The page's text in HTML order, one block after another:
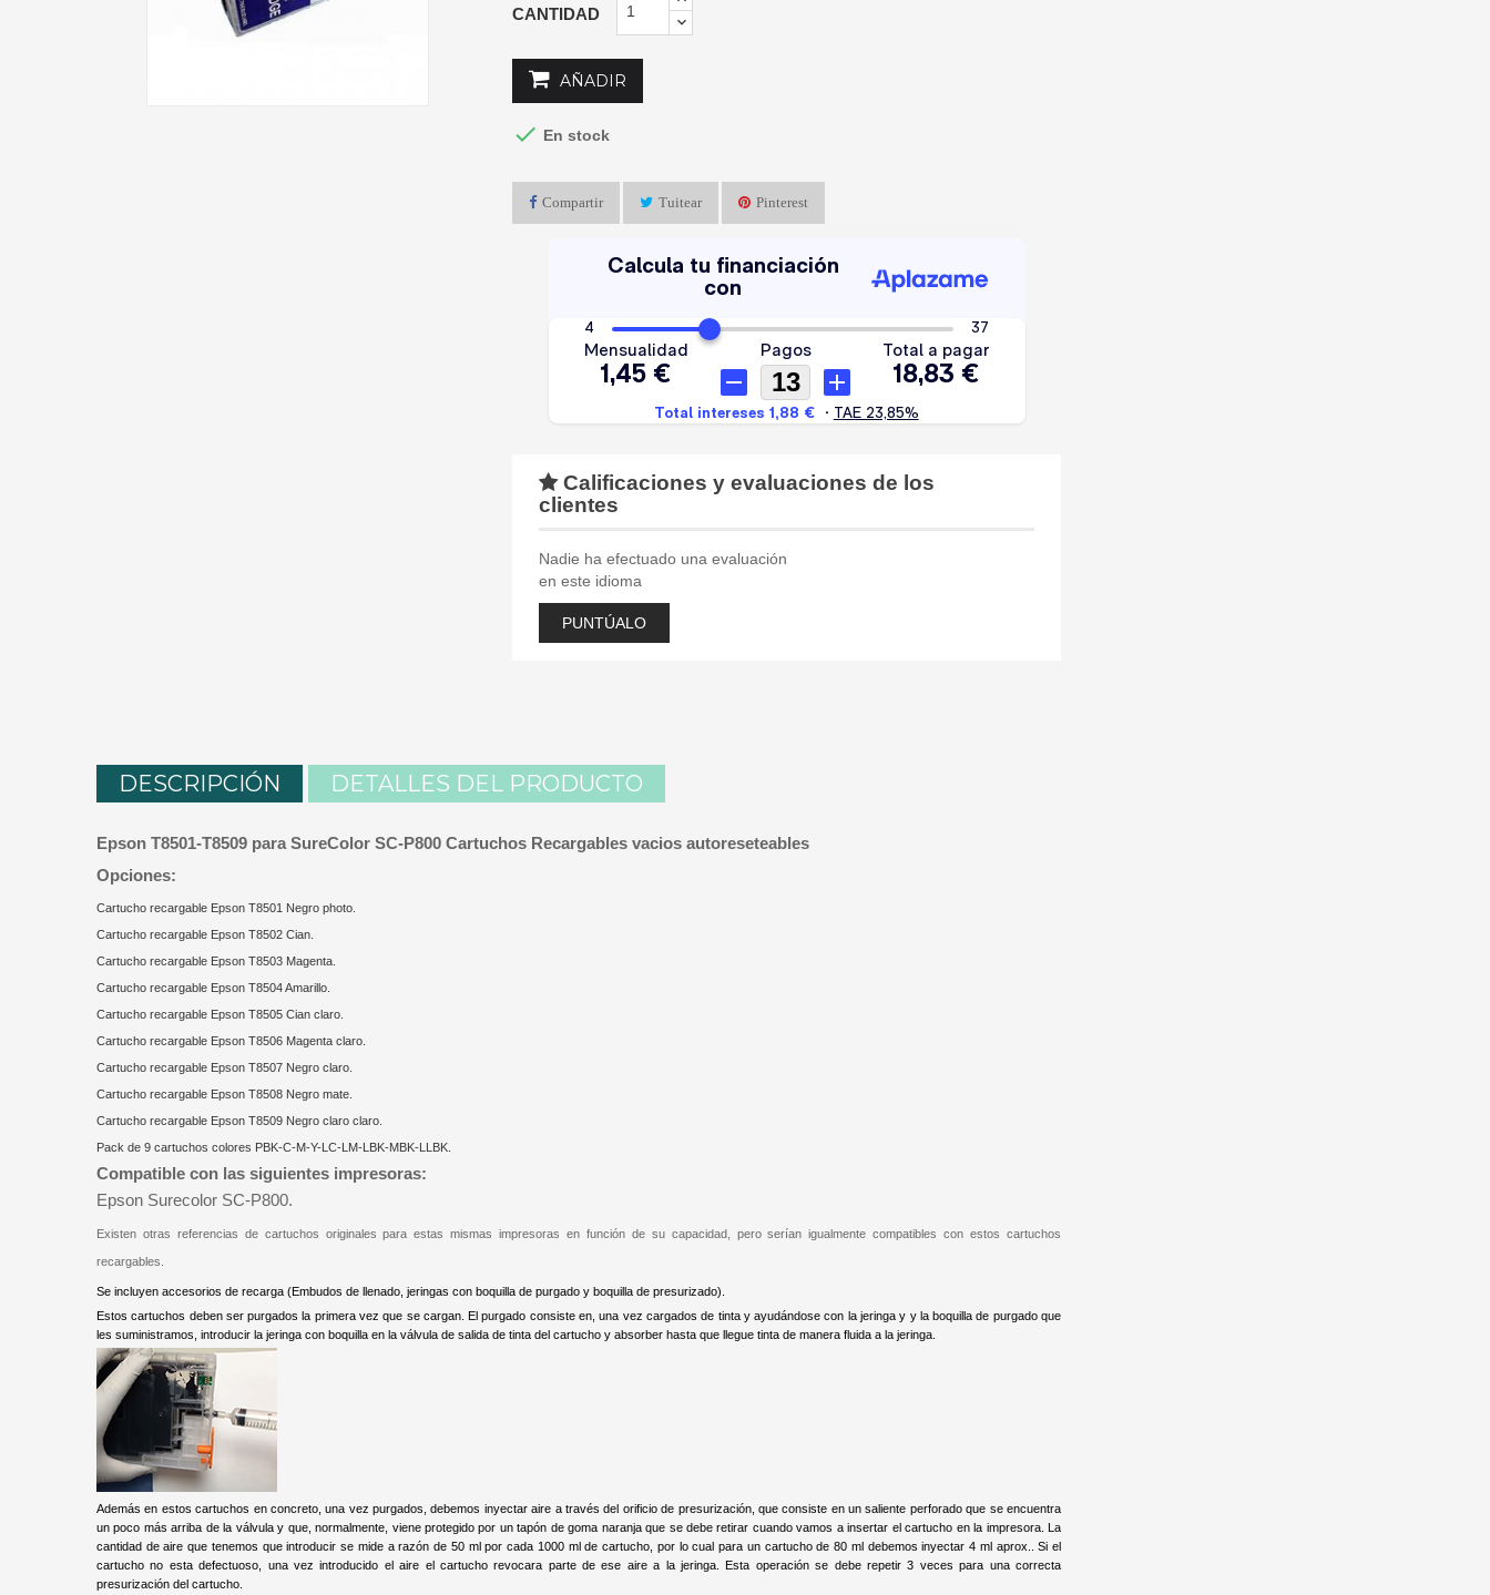
CANTIDAD
AÑADIR
 En stock
Compartir Tuitear Pinterest
Calificaciones y evaluaciones de los
clientes
Nadie ha efectuado una evaluación
en este idioma
PUNTÚALO
DESCRIPCIÓN DETALLES DEL PRODUCTO
Epson T8501-T8509 para SureColor SC-P800 Cartuchos Recargables vacios autoreseteables
Opciones:
Cartucho recargable Epson T8501 Negro photo.
Cartucho recargable Epson T8502 Cian.
Cartucho recargable Epson T8503 Magenta.
Cartucho recargable Epson T8504 Amarillo.
Cartucho recargable Epson T8505 Cian claro.
Cartucho recargable Epson T8506 Magenta claro.
Cartucho recargable Epson T8507 Negro claro.
Cartucho recargable Epson T8508 Negro mate.
Cartucho recargable Epson T8509 Negro claro claro.
Pack de 9 cartuchos colores PBK-C-M-Y-LC-LM-LBK-MBK-LLBK.
Compatible con las siguientes impresoras:
Epson Surecolor SC-P800.
Existen otras referencias de cartuchos originales para estas mismas impresoras en función de su capacidad, pero serían igualmente compatibles con estos cartuchos
recargables.
Se incluyen accesorios de recarga (Embudos de llenado, jeringas con boquilla de purgado y boquilla de presurizado).
Estos cartuchos deben ser purgados la primera vez que se cargan. El purgado consiste en, una vez cargados de tinta y ayudándose con la jeringa y y la boquilla de purgado que
les suministramos, introducir la jeringa con boquilla en la válvula de salida de tinta del cartucho y absorber hasta que llegue tinta de manera fluida a la jeringa.
Además en estos cartuchos en concreto, una vez purgados, debemos inyectar aire a través del orificio de presurización, que consiste en un saliente perforado que se encuentra
un poco más arriba de la válvula y que, normalmente, viene protegido por un tapón de goma naranja que se debe retirar cuando vamos a insertar el cartucho en la impresora. La
cantidad de aire que tenemos que introducir se mide a razón de 50 ml por cada 1000 ml de cartucho, por lo cual para un cartucho de 80 ml debemos inyectar 4 ml aprox.. Si el
cartucho no esta defectuoso, una vez introducido el aire el cartucho revocara parte de ese aire a la jeringa. Esta operación se debe repetir 3 veces para una correcta
presurización del cartucho.